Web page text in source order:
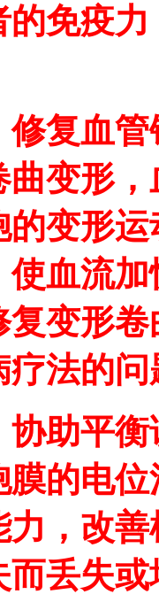
免疫
修复血
变形
变形
使血流
变形
疗法的
助平
膜的电
力，改
而丢失